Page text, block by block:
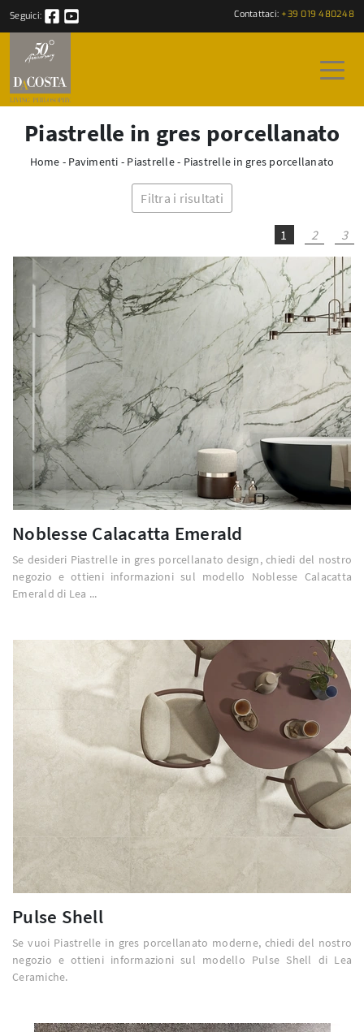
Seguici: Contattaci: +39 019 480248
Piastrelle in gres porcellanato
Home - Pavimenti - Piastrelle- Piastrelle in gres porcellanato
Filtra i risultati
1 2 3
Noblesse Calacatta Emerald
Se desideri Piastrelle in gres porcellanato design, chiedi del nostro
negozio e ottieni informazioni sul modello Noblesse Calacatta
Emerald di Lea ...
Pulse Shell
Se vuoi Piastrelle in gres porcellanato moderne, chiedi del nostro
negozio e ottieni informazioni sul modello Pulse Shell di Lea
Ceramiche.